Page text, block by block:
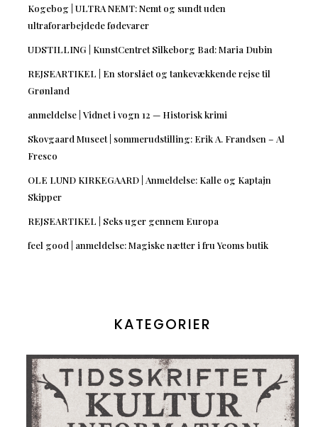
Kogebog | ULTRA NEMT: Nemt og sundt uden
ultraforarbejdede fødevarer
UDSTILLING | KunstCentret Silkeborg Bad: Maria Dubin
REJSEARTIKEL | En storslået og tankevækkende rejse til
Grønland
anmeldelse | Vidnet i vogn 12 — Historisk krimi
Skovgaard Museet | sommerudstilling: Erik A. Frandsen – Al
Fresco
OLE LUND KIRKEGAARD | Anmeldelse: Kalle og Kaptajn
Skipper
REJSEARTIKEL | Seks uger gennem Europa
feel good | anmeldelse: Magiske nætter i fru Yeoms butik
KATEGORIER